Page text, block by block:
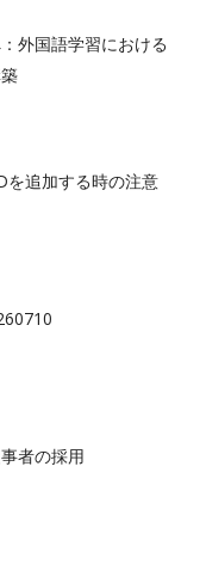
外国語学習における
を追加する時の注意
者の採用